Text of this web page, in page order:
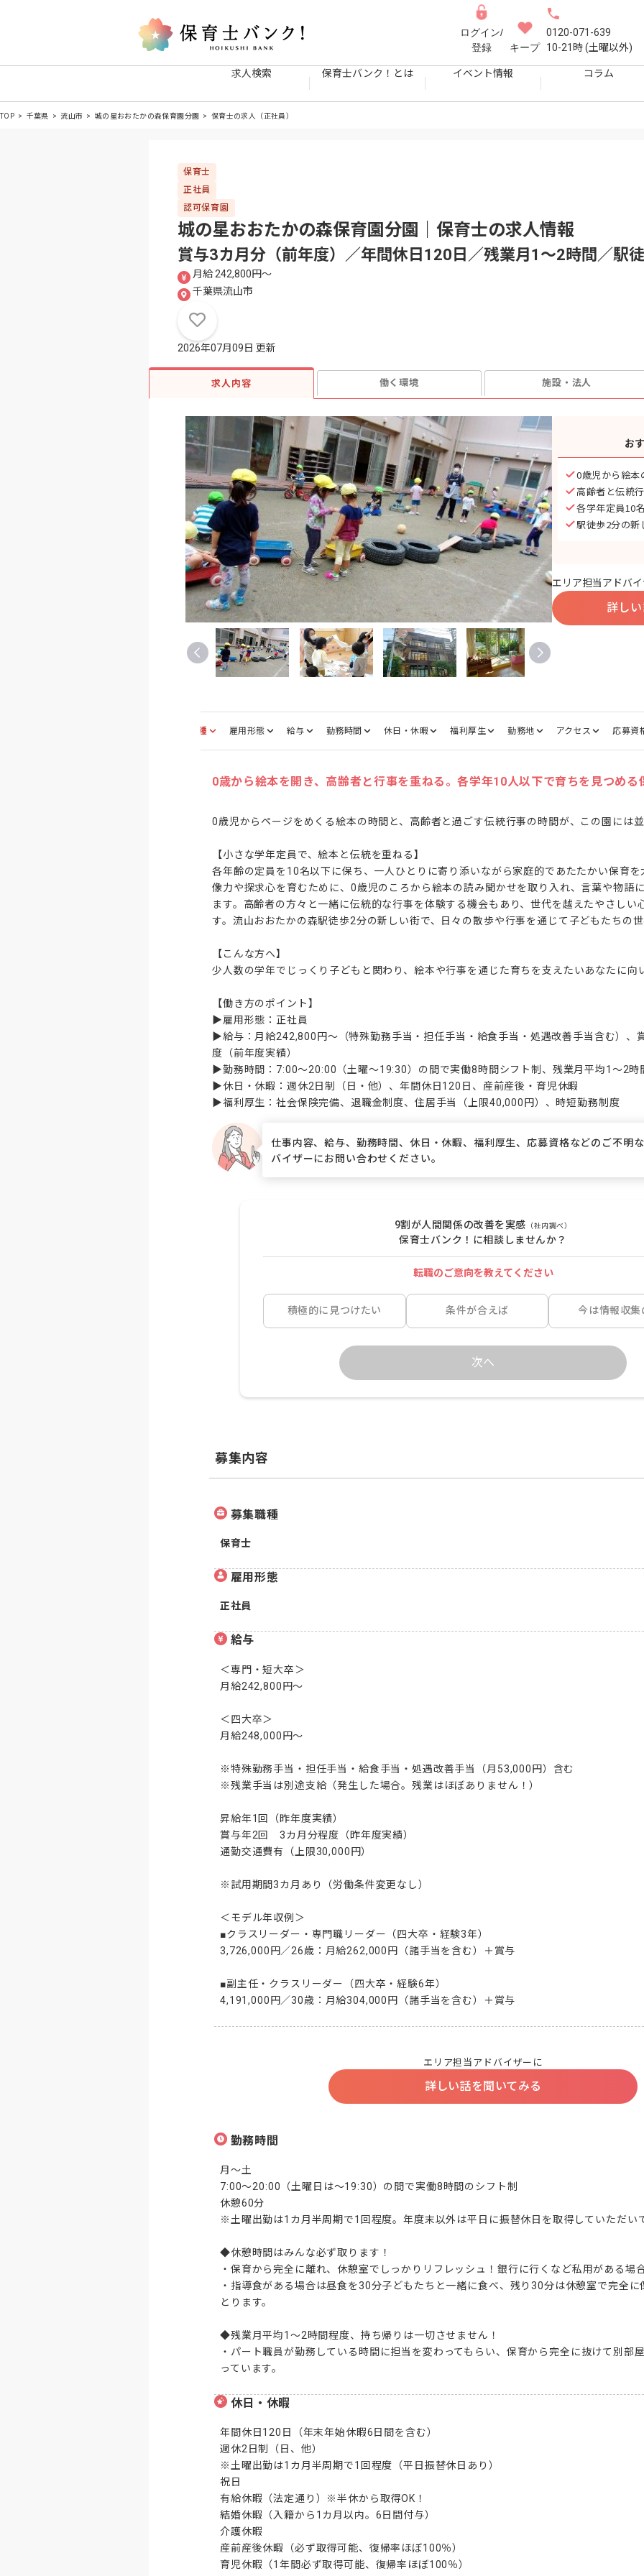
ログイン/
登録
キープ
0120-071-639
10-21時 (土曜以外)
求人検索 保育士バンク！とは イベント情報 コラム
TOP 千葉県 流山市 城の星おおたかの森保育園分園 保育士の求人（正社員）
保育士
正社員
認可保育園
城の星おおたかの森保育園分園｜保育士の求人情報
賞与3カ月分（前年度）／年間休日120日／残業月1〜2時間／駅
月給 242,800円〜
千葉県流山市
2026年07月09日 更新
求人内容 働く環境 施設・法人
お
0歳児から絵本
高齢者と伝統
各学年定員10
駅徒歩2分の新
エリア担当アドバ
詳し
募集職種 雇用形態 給与 勤務時間 休日・休暇 福利厚生 勤務地 アクセス 応募資
0歳から絵本を開き、高齢者と行事を重ねる。各学年10人以下で育ちを見つめる
0歳児からページをめくる絵本の時間と、高齢者と過ごす伝統行事の時間が、この園には
【小さな学年定員で、絵本と伝統を重ねる】
各年齢の定員を10名以下に保ち、一人ひとりに寄り添いながら家庭的であたたかい保育
像力や探求心を育むために、0歳児のころから絵本の読み聞かせを取り入れ、言葉や物語
ます。高齢者の方々と一緒に伝統的な行事を体験する機会もあり、世代を越えたやさしい
す。流山おおたかの森駅徒歩2分の新しい街で、日々の散歩や行事を通じて子どもたちの
【こんな方へ】
少人数の学年でじっくり子どもと関わり、絵本や行事を通じた育ちを支えたいあなたに向
【働き方のポイント】
▶雇用形態：正社員
▶給与：月給242,800円〜（特殊勤務手当・担任手当・給食手当・処遇改善手当含む）、
度（前年度実績）
▶勤務時間：7:00〜20:00（土曜〜19:30）の間で実働8時間シフト制、残業月平均1〜2時
▶休日・休暇：週休2日制（日・他）、年間休日120日、産前産後・育児休暇
▶福利厚生：社会保険完備、退職金制度、住居手当（上限40,000円）、時短勤務制度
仕事内容、給与、勤務時間、休日・休暇、福利厚生、応募資格などのご不明
バイザーにお問い合わせください。
9割が人間関係の改善を実感 （社内調べ）
保育士バンク！に相談しませんか？
転職のご意向を教えてください
積極的に見つけたい 条件が合えば 今は情報収集
次へ
募集内容
募集職種
保育士
雇用形態
正社員
給与
＜専門・短大卒＞
月給242,800円～
＜四大卒＞
月給248,000円～
※特殊勤務手当・担任手当・給食手当・処遇改善手当（月53,000円）含む
※残業手当は別途支給（発生した場合。残業はほぼありません！）
昇給年1回（昨年度実績）
賞与年2回　3カ月分程度（昨年度実績）
通勤交通費有（上限30,000円）
※試用期間3カ月あり（労働条件変更なし）
＜モデル年収例＞
■クラスリーダー・専門職リーダー（四大卒・経験3年）
3,726,000円／26歳：月給262,000円（諸手当を含む）＋賞与
■副主任・クラスリーダー（四大卒・経験6年）
4,191,000円／30歳：月給304,000円（諸手当を含む）＋賞与
エリア担当アドバイザーに
詳しい話を聞いてみる
勤務時間
月～土
7:00～20:00（土曜日は～19:30）の間で実働8時間のシフト制
休憩60分
※土曜出勤は1カ月半周期で1回程度。年度末以外は平日に振替休日を取得していただい
◆休憩時間はみんな必ず取ります！
・保育から完全に離れ、休憩室でしっかりリフレッシュ！銀行に行くなど私用がある場
・指導食がある場合は昼食を30分子どもたちと一緒に食べ、残り30分は休憩室で完全
とります。
◆残業月平均1～2時間程度、持ち帰りは一切させません！
・パート職員が勤務している時間に担当を変わってもらい、保育から完全に抜けて別部
っています。
休日・休暇
年間休日120日（年末年始休暇6日間を含む）
週休2日制（日、他）
※土曜出勤は1カ月半周期で1回程度（平日振替休日あり）
祝日
有給休暇（法定通り）※半休から取得OK！
結婚休暇（入籍から1カ月以内。6日間付与）
介護休暇
産前産後休暇（必ず取得可能、復帰率ほぼ100％）
育児休暇（1年間必ず取得可能、復帰率ほぼ100％）